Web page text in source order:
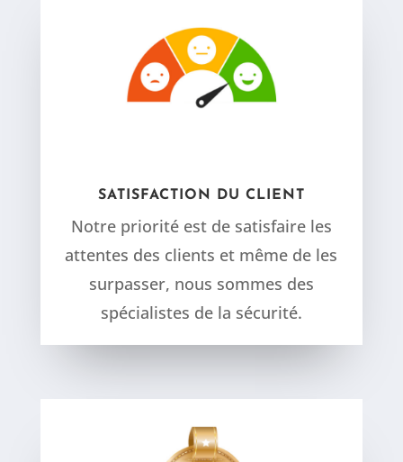
SATISFACTION DU CLIENT
Notre priorité est de satisfaire les
attentes des clients et même de les
surpasser, nous sommes des
spécialistes de la sécurité.